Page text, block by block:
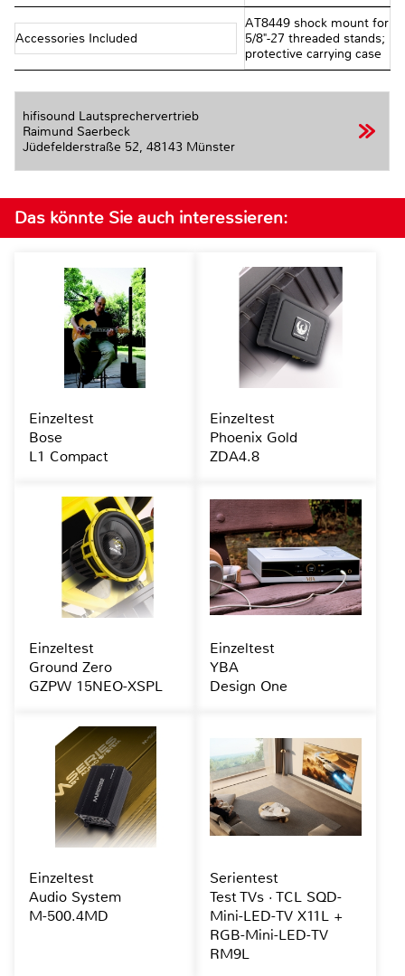
Accessories Included
AT8449 shock mount for
5/8"-27 threaded stands;
protective carrying case
hifisound Lautsprechervertrieb
Raimund Saerbeck
Jüdefelderstraße 52, 48143 Münster
Das könnte Sie auch interessieren:
Einzeltest
Bose
L1 Compact
Einzeltest
Phoenix Gold
ZDA4.8
Einzeltest
Ground Zero
GZPW 15NEO-XSPL
Einzeltest
YBA
Design One
Einzeltest
Audio System
M-500.4MD
Serientest
Test TVs · TCL SQD-
Mini-LED-TV X11L +
RGB-Mini-LED-TV
RM9L